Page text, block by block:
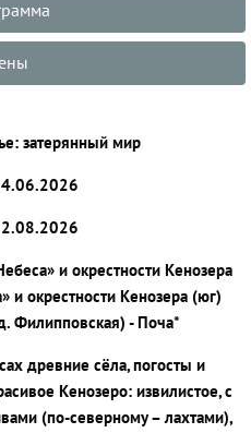
затерянный мир
и окрестности Кенозера
и окрестности Кенозера (юг)
Филипповская) - Поча*
древние сёла, погосты и
Кенозеро: извилистое, с
(по-северному – лахтами),